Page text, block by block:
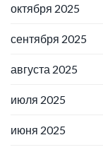
октября 2025
сентября 2025
августа 2025
июля 2025
июня 2025